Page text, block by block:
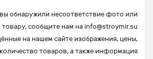
обнаружили несоответствие фото или
товару, сообщите нам на info@stroymir.su
на нашем сайте изображения, цены,
товаров, а также информация